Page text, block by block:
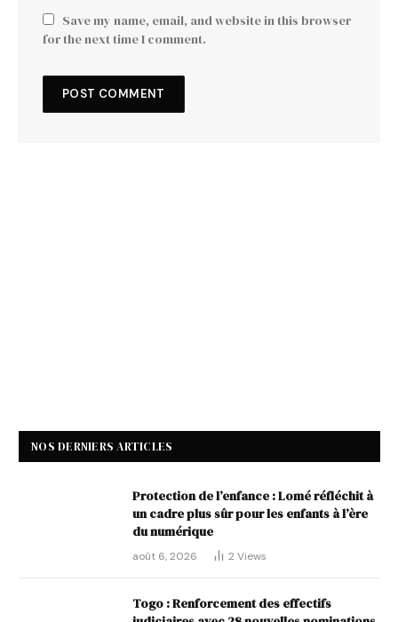
Save my name, email, and website in this browser
for the next time I comment.
NOS DERNIERS ARTICLES
Protection de l’enfance : Lomé réfléchit à
un cadre plus sûr pour les enfants à l’ère
du numérique
août 6, 2026 2 Views
Togo : Renforcement des effectifs